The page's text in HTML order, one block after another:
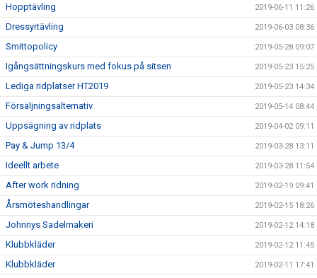
Hopptävling 2019-06-11 11:26
Dressyrtävling 2019-06-03 08:36
Smittopolicy 2019-05-28 09:07
Igångsättningskurs med fokus på sitsen 2019-05-23 15:25
Lediga ridplatser HT2019 2019-05-23 14:34
Försäljningsalternativ 2019-05-14 08:44
Uppsägning av ridplats 2019-04-02 09:11
Pay & Jump 13/4 2019-03-28 13:11
Ideellt arbete 2019-03-28 11:54
After work ridning 2019-02-19 09:41
Årsmöteshandlingar 2019-02-15 18:26
Johnnys Sadelmakeri 2019-02-12 14:18
Klubbkläder 2019-02-12 11:45
Klubbkläder 2019-02-11 17:41